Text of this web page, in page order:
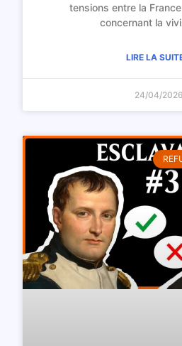
tensions entre la
concernant la
LIRE LA
24/04/2026